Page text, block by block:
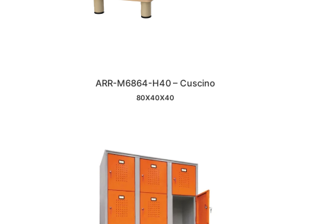
ARR-M6864-H40 – Cuscino
80X40X40